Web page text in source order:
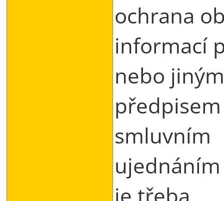
ochrana
informací
nebo jiným
smluvním
je třeba